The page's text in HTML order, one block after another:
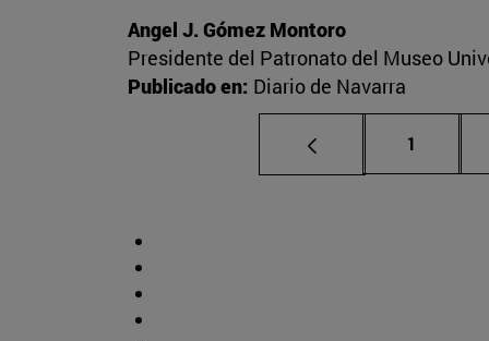
Angel J. Gómez Montoro
Presidente del Patronato del Museo
Publicado en: Diario de Navarra
Página
1